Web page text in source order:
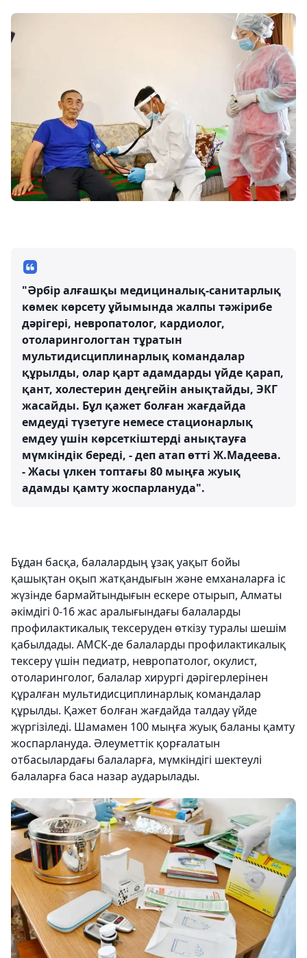
"Әрбір алғашқы медициналық-санитарлық
көмек көрсету ұйымында жалпы тәжірибе
дәрігері, невропатолог, кардиолог,
отоларингологтан тұратын
мультидисциплинарлық командалар
құрылды, олар қарт адамдарды үйде қарап,
қант, холестерин деңгейін анықтайды, ЭКГ
жасайды. Бұл қажет болған жағдайда
емдеуді түзетуге немесе стационарлық
емдеу үшін көрсеткіштерді анықтауға
мүмкіндік береді, - деп атап өтті Ж.Мадеева.
- Жасы үлкен топтағы 80 мыңға жуық
адамды қамту жоспарлануда".
Бұдан басқа, балалардың ұзақ уақыт бойы
қашықтан оқып жатқандығын және емханаларға іс
жүзінде бармайтындығын ескере отырып, Алматы
әкімдігі 0-16 жас аралығындағы балаларды
профилактикалық тексеруден өткізу туралы шешім
қабылдады. АМСК-де балаларды профилактикалық
тексеру үшін педиатр, невропатолог, окулист,
отоларинголог, балалар хирургі дәрігерлерінен
құралған мультидисциплинарлық командалар
құрылды. Қажет болған жағдайда талдау үйде
жүргізіледі. Шамамен 100 мыңға жуық баланы қамту
жоспарлануда. Әлеуметтік қорғалатын
отбасылардағы балаларға, мүмкіндігі шектеулі
балаларға баса назар аударылады.